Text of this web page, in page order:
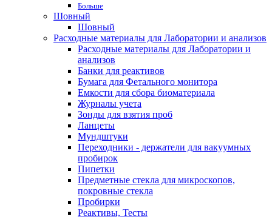
Больше
Шовный
Шовный
Расходные материалы для Лаборатории и анализов
Расходные материалы для Лаборатории и
анализов
Банки для реактивов
Бумага для Фетального монитора
Емкости для сбора биоматериала
Журналы учета
Зонды для взятия проб
Ланцеты
Мундштуки
Переходники - держатели для вакуумных
пробирок
Пипетки
Предметные стекла для микроскопов,
покровные стекла
Пробирки
Реактивы, Тесты